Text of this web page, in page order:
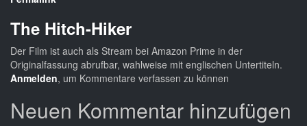
The Hitch-Hiker
Der Film ist auch als Stream bei Amazon Prime in der
Originalfassung abrufbar, wahlweise mit englischen Untertiteln.
Anmelden, um Kommentare verfassen zu können
Neuen Kommentar hinzufügen